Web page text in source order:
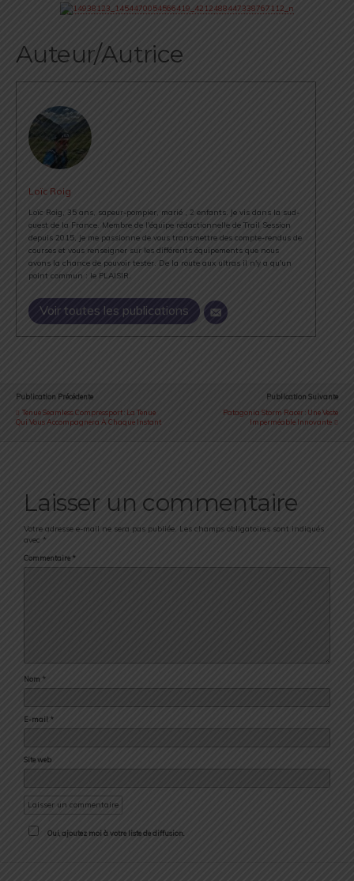
Auteur/Autrice
Loïc Roig
Loïc Roig, 35 ans, sapeur-pompier, marié , 2 enfants. Je vis dans la sud-
ouest de la France. Membre de l'équipe rédactionnelle de Trail Session
depuis 2015, je me passionne de vous transmettre des compte-rendus de
courses et vous renseigner sur les différents équipements que nous
avons la chance de pouvoir tester. De la route aux ultras il n'y a qu'un
point commun : le PLAISIR.
Voir toutes les publications
Publication Précédente
Tenue Seamless Compressport : La Tenue
Qui Vous Accompagnera À Chaque Instant
Publication Suivante
Patagonia Storm Racer : Une Veste
Imperméable Innovante
Laisser un commentaire
Votre adresse e-mail ne sera pas publiée. Les champs obligatoires sont indiqués
avec *
Commentaire *
Nom *
E-mail *
Site web
Oui, ajoutez moi à votre liste de diffusion.